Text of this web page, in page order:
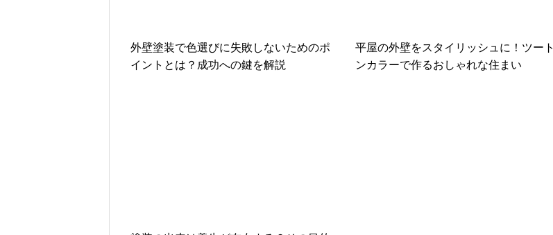
外壁塗装で色選びに失敗しないためのポ
イントとは？成功への鍵を解説
平屋の外壁をスタイリッシュに！ツート
ンカラーで作るおしゃれな住まい